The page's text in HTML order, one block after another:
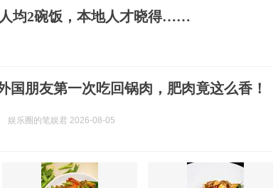
均2碗饭，本地人才晓得……
国朋友第一次吃回锅肉，肥肉竟这么香！
娱乐圈的笔娱君 2026-08-05